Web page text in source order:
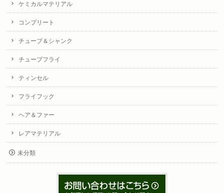
ケミカルマテリアル
コンプリート
チューブ＆シャンク
チューブフライ
ティンセル
フライフック
ヘア＆ファー
レアマテリアル
未分類